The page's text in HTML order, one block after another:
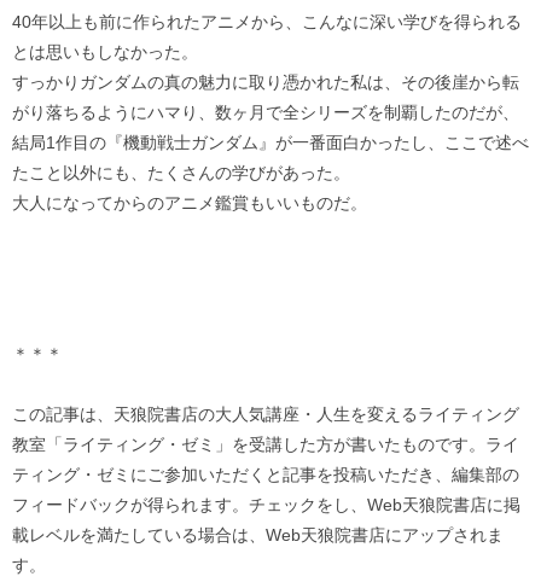
40年以上も前に作られたアニメから、こんなに深い学びを得られる
とは思いもしなかった。
すっかりガンダムの真の魅力に取り憑かれた私は、その後崖から転
がり落ちるようにハマり、数ヶ月で全シリーズを制覇したのだが、
結局1作目の『機動戦士ガンダム』が一番面白かったし、ここで述べ
たこと以外にも、たくさんの学びがあった。
大人になってからのアニメ鑑賞もいいものだ。
＊＊＊
この記事は、天狼院書店の大人気講座・人生を変えるライティング
教室「ライティング・ゼミ」を受講した方が書いたものです。ライ
ティング・ゼミにご参加いただくと記事を投稿いただき、編集部の
フィードバックが得られます。チェックをし、Web天狼院書店に掲
載レベルを満たしている場合は、Web天狼院書店にアップされま
す。